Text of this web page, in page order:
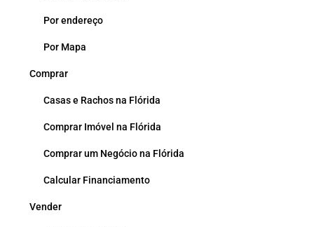
Por endereço
Por Mapa
Comprar
Casas e Rachos na Flórida
Comprar Imóvel na Flórida
Comprar um Negócio na Flórida
Calcular Financiamento
Vender